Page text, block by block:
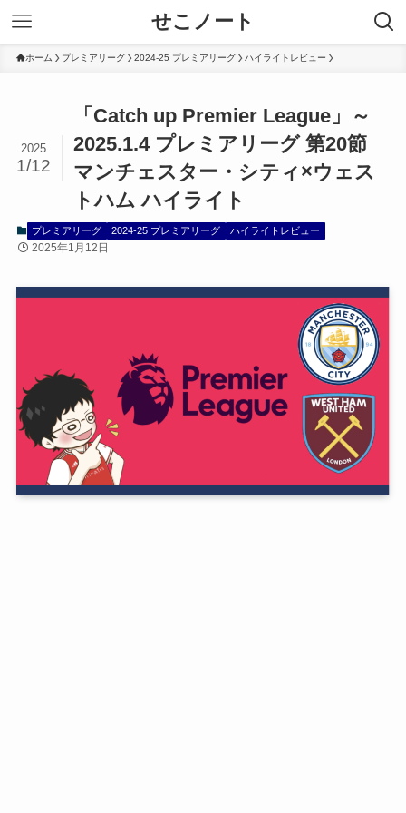
せこノート
ホーム プレミアリーグ 2024-25 プレミアリーグ ハイライトレビュー
「Catch up Premier League」～
2025.1.4 プレミアリーグ 第20節
マンチェスター・シティ×ウェス
トハム ハイライト
2025
1/12
プレミアリーグ 2024-25 プレミアリーグ ハイライトレビュー
2025年1月12日